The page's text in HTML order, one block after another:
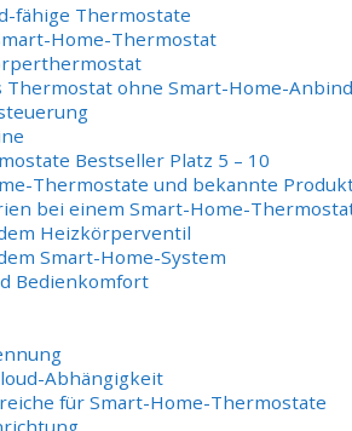
fähige Thermostate
Home-Thermostat
Thermostat ohne Smart-Home-
Bestseller Platz 5 – 10
Thermostate und bekannte
bei einem Smart-Home-
Heizkörperventil
Smart-Home-System
Bedienkomfort
Abhängigkeit
für Smart-Home-Thermostate